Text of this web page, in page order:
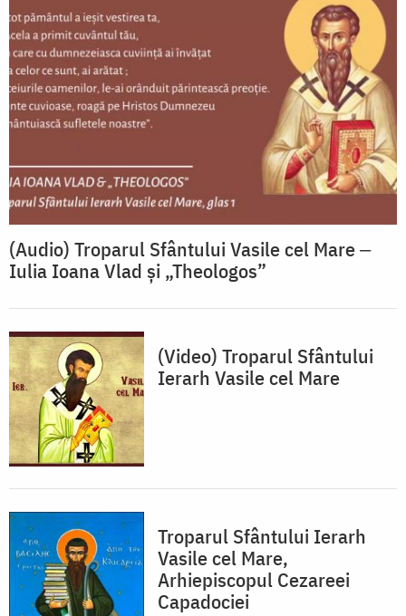
(Audio) Troparul Sfântului Vasile cel Mare ‒
Iulia Ioana Vlad și „Theologos”
(Video) Troparul Sfântului
Ierarh Vasile cel Mare
Troparul Sfântului Ierarh
Vasile cel Mare,
Arhiepiscopul Cezareei
Capadociei